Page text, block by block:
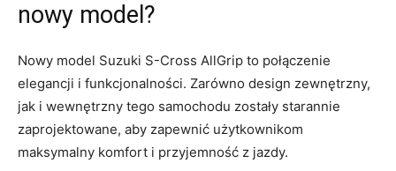
nowy model?
Nowy model Suzuki S-Cross AllGrip to połączenie
⁤elegancji i funkcjonalności. Zarówno design zewnętrzny,
jak ‌i wewnętrzny tego samochodu zostały starannie
zaprojektowane, aby zapewnić użytkownikom
maksymalny komfort i przyjemność z jazdy.